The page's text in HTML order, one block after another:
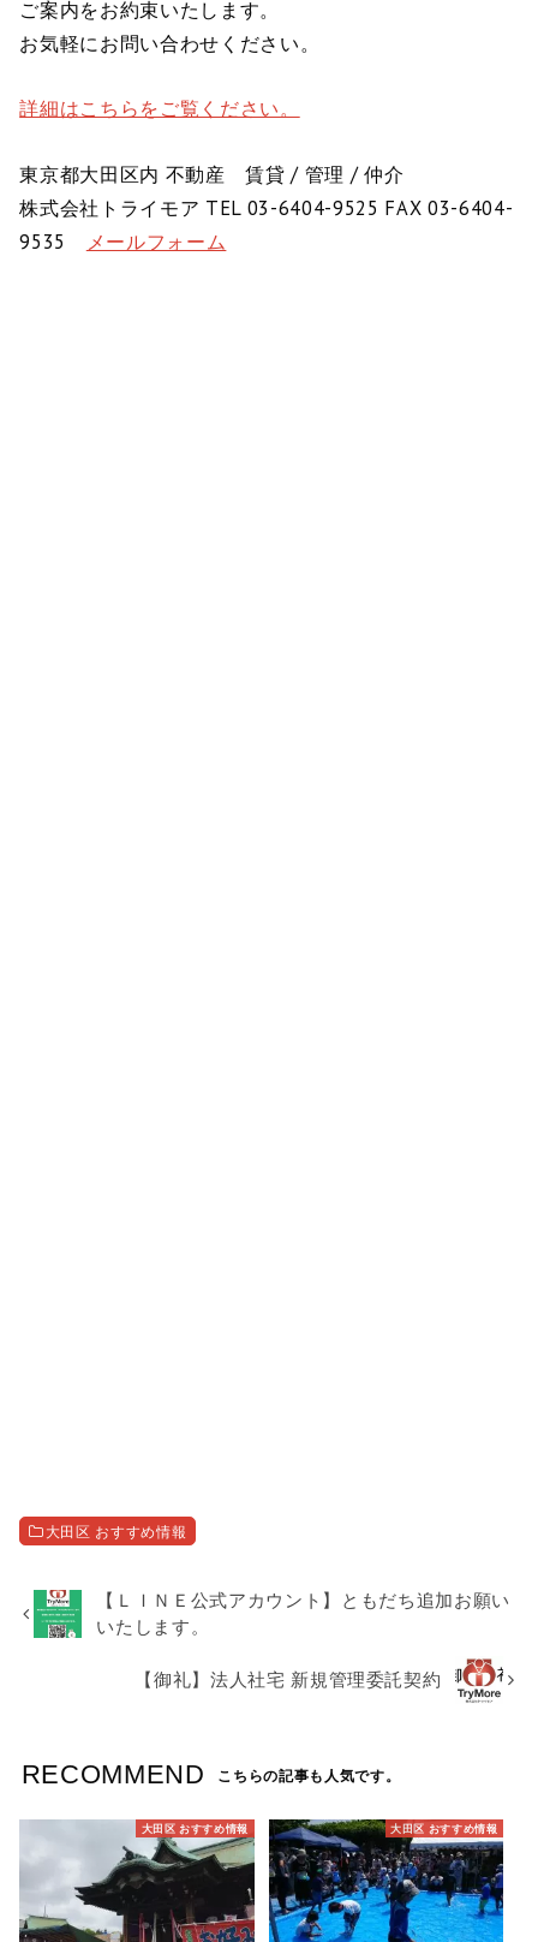
ご案内をお約束いたします。
お気軽にお問い合わせください。
詳細はこちらをご覧ください。
東京都大田区内 不動産 賃貸 / 管理 / 仲介
株式会社トライモア TEL 03-6404-9525 FAX 03-6404-
9535
メールフォーム
大田区 おすすめ情報
【ＬＩＮＥ公式アカウント】ともだち追加お願い
いたします。
【御礼】法人社宅 新規管理委託契約
RECOMMEND こちらの記事も人気です。
大田区 おすすめ情報 大田区 おすすめ情報